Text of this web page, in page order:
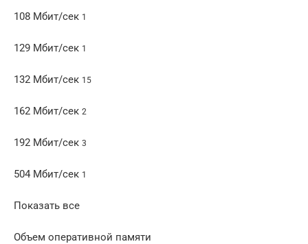
108 Мбит/сек 1
129 Мбит/сек 1
132 Мбит/сек 15
162 Мбит/сек 2
192 Мбит/сек 3
504 Мбит/сек 1
Показать все
Объем оперативной памяти